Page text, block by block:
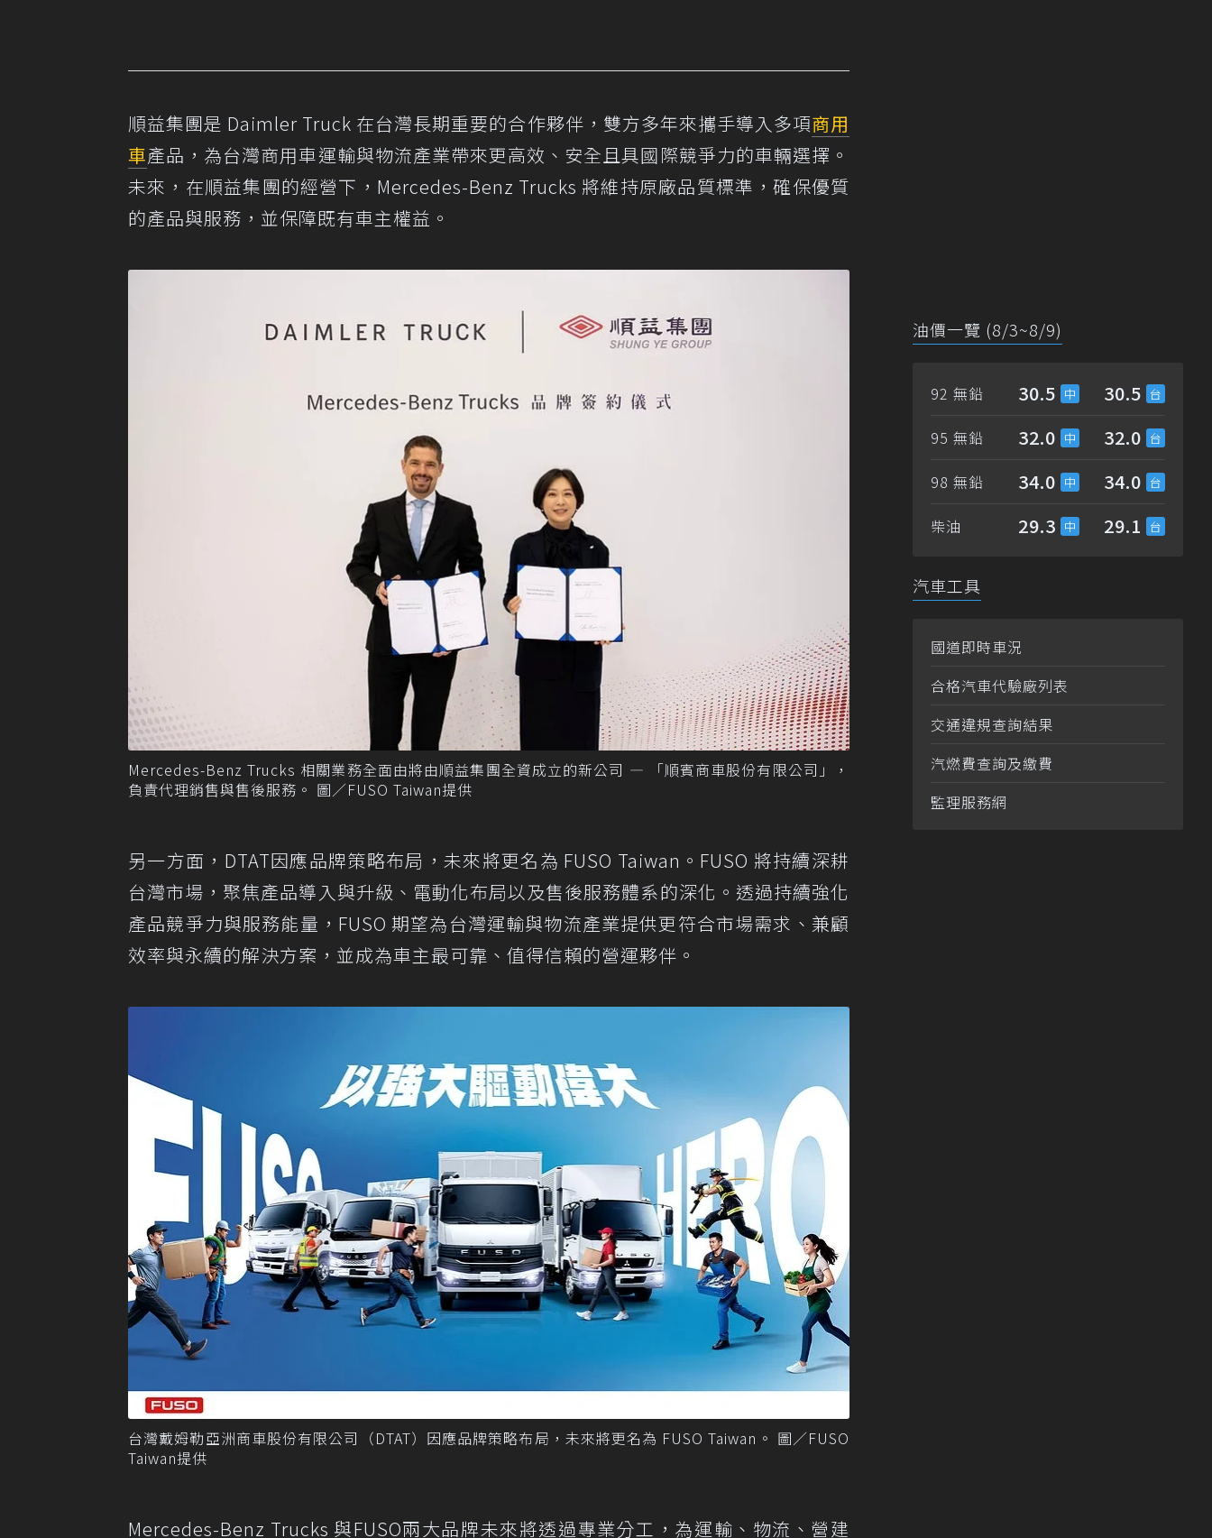
順益集團是 Daimler Truck 在台灣長期重要的合作夥伴，雙方多年來攜手導入多項商用
車產品，為台灣商用車運輸與物流產業帶來更高效、安全且具國際競爭力的車輛選擇。
未來，在順益集團的經營下，Mercedes-Benz Trucks 將維持原廠品質標準，確保優質
的產品與服務，並保障既有車主權益。
Mercedes-Benz Trucks 相關業務全面由將由順益集團全資成立的新公司 — 「順賓商車股份有限公司」，
負責代理銷售與售後服務。 圖／FUSO Taiwan提供
另一方面，DTAT因應品牌策略布局，未來將更名為 FUSO Taiwan。FUSO 將持續深耕
台灣市場，聚焦產品導入與升級、電動化布局以及售後服務體系的深化。透過持續強化
產品競爭力與服務能量，FUSO 期望為台灣運輸與物流產業提供更符合市場需求、兼顧
效率與永續的解決方案，並成為車主最可靠、值得信賴的營運夥伴。
台灣戴姆勒亞洲商車股份有限公司（DTAT）因應品牌策略布局，未來將更名為 FUSO Taiwan。 圖／FUSO
Taiwan提供
Mercedes-Benz Trucks 與FUSO兩大品牌未來將透過專業分工，為運輸、物流、營建
油價一覽 (8/3~8/9)
92 無鉛 30.5 30.5
95 無鉛 32.0 32.0
98 無鉛 34.0 34.0
柴油 29.3 29.1
汽車工具
國道即時車況
合格汽車代驗廠列表
交通違規查詢結果
汽燃費查詢及繳費
監理服務網